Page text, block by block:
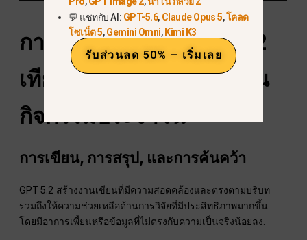
การใช้งานจริง —จีพีที5.2
เทียบกับ Gemini 3ข้อดี
ใน
กิจกรรมประจำวัน
การเขียน, การสรุป, และการค้นคว้า
GPT 5.2 สร้างงานเขียนที่มีความสอดคล้องและตรงตามบริบท
รวมถึงให้ความช่วยเหลือด้านการวิจัยที่มีประสิทธิภาพมากขึ้น
โดยมีอาการเพี้ยนหรือข้อมูลที่ไม่ตรงกับความเป็นจริงน้อยลง.
💬 แชทกับ AI: GPT-5.6, Claude Opus 5,โคลด
โซเน็ต 5,Gemini Omni,Kimi K3
รับส่วนลด 50% – เริ่มเลย